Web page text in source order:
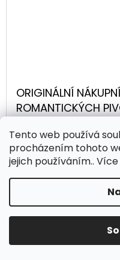
Tento web používá
procházením tohoto
jejich používáním..
ORIGINÁLNÍ
ROMANTICKÝCH
199 Kč/ ks